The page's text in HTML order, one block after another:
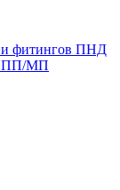
и фитингов ПНД
ПП/МП